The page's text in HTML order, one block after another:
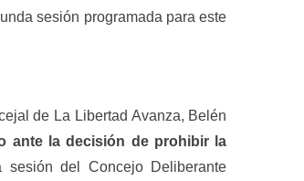
sesión programada para este
de La Libertad Avanza, Belén
ante la decisión de prohibir la
sesión del Concejo Deliberante